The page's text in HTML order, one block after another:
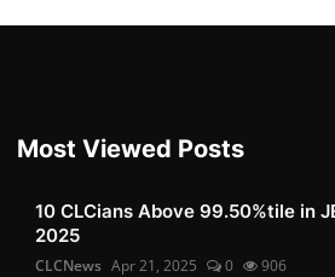
Most Viewed Posts
10 CLCians Above 99.50%tile in
2025
CLCNews Apr 21, 2025 0 906